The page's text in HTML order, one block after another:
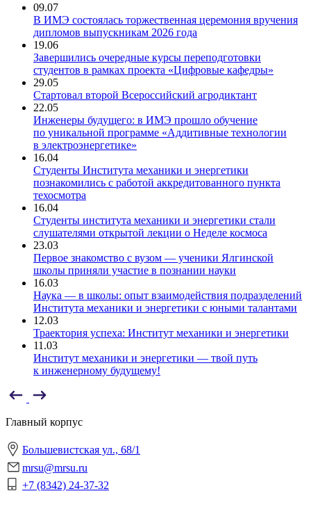
09.07
В ИМЭ состоялась торжественная церемония вручения
дипломов выпускникам 2026 года
19.06
Завершились очередные курсы переподготовки
студентов в рамках проекта «Цифровые кафедры»
29.05
Стартовал второй Всероссийский агродиктант
22.05
Инженеры будущего: в ИМЭ прошло обучение
по уникальной программе «Аддитивные технологии
в электроэнергетике»
16.04
Студенты Института механики и энергетики
познакомились с работой аккредитованного пункта
техосмотра
16.04
Студенты института механики и энергетики стали
слушателями открытой лекции о Неделе космоса
23.03
Первое знакомство с вузом — ученики Ялгинской
школы приняли участие в познании науки
16.03
Наука — в школы: опыт взаимодействия подразделений
Института механики и энергетики с юными талантами
12.03
Траектория успеха: Институт механики и энергетики
11.03
Институт механики и энергетики — твой путь
к инженерному будущему!
Главный корпус
Большевистская ул., 68/1
mrsu@mrsu.ru
+7 (8342) 24-37-32